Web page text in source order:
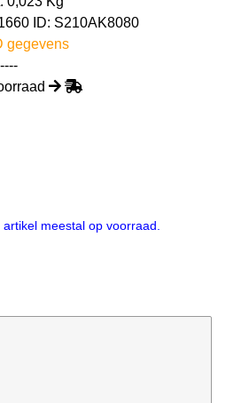
ID: S210AK8080
gegevens
meestal op voorraad.